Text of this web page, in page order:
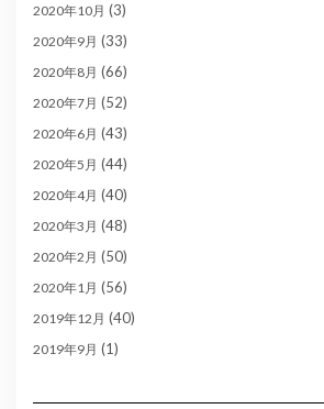
2020年10月 (3)
2020年9月 (33)
2020年8月 (66)
2020年7月 (52)
2020年6月 (43)
2020年5月 (44)
2020年4月 (40)
2020年3月 (48)
2020年2月 (50)
2020年1月 (56)
2019年12月 (40)
2019年9月 (1)